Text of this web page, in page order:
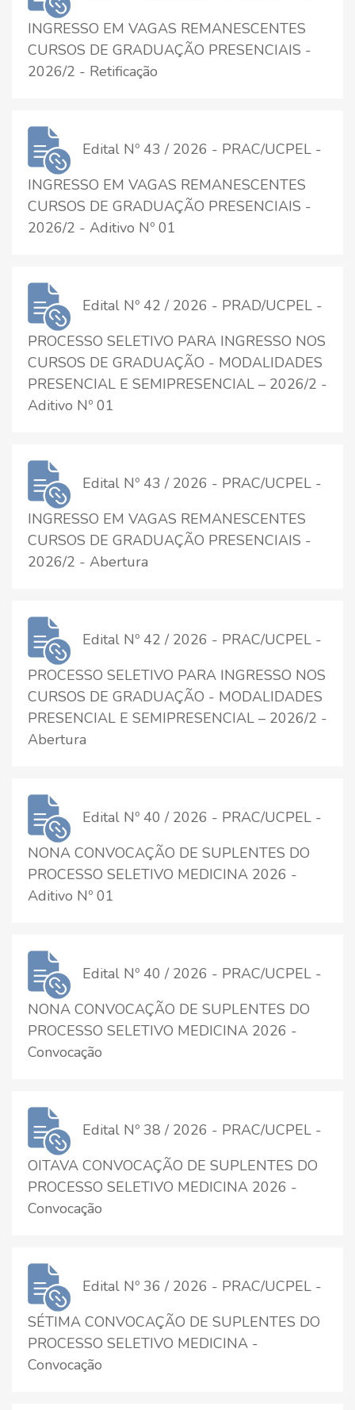
INGRESSO EM VAGAS REMANESCENTES
CURSOS DE GRADUAÇÃO PRESENCIAIS -
2026/2 - Retificação
Edital Nº 43 / 2026 - PRAC/UCPEL -
INGRESSO EM VAGAS REMANESCENTES
CURSOS DE GRADUAÇÃO PRESENCIAIS -
2026/2 - Aditivo Nº 01
Edital Nº 42 / 2026 - PRAD/UCPEL -
PROCESSO SELETIVO PARA INGRESSO NOS
CURSOS DE GRADUAÇÃO - MODALIDADES
PRESENCIAL E SEMIPRESENCIAL – 2026/2 -
Aditivo Nº 01
Edital Nº 43 / 2026 - PRAC/UCPEL -
INGRESSO EM VAGAS REMANESCENTES
CURSOS DE GRADUAÇÃO PRESENCIAIS -
2026/2 - Abertura
Edital Nº 42 / 2026 - PRAC/UCPEL -
PROCESSO SELETIVO PARA INGRESSO NOS
CURSOS DE GRADUAÇÃO - MODALIDADES
PRESENCIAL E SEMIPRESENCIAL – 2026/2 -
Abertura
Edital Nº 40 / 2026 - PRAC/UCPEL -
NONA CONVOCAÇÃO DE SUPLENTES DO
PROCESSO SELETIVO MEDICINA 2026 -
Aditivo Nº 01
Edital Nº 40 / 2026 - PRAC/UCPEL -
NONA CONVOCAÇÃO DE SUPLENTES DO
PROCESSO SELETIVO MEDICINA 2026 -
Convocação
Edital Nº 38 / 2026 - PRAC/UCPEL -
OITAVA CONVOCAÇÃO DE SUPLENTES DO
PROCESSO SELETIVO MEDICINA 2026 -
Convocação
Edital Nº 36 / 2026 - PRAC/UCPEL -
SÉTIMA CONVOCAÇÃO DE SUPLENTES DO
PROCESSO SELETIVO MEDICINA -
Convocação